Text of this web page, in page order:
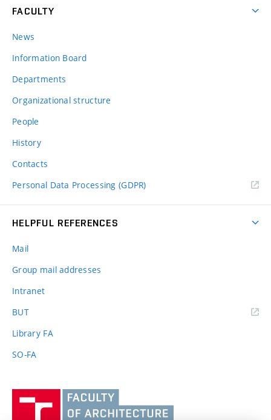
FACULTY
News
Information Board
Departments
Organizational structure
People
History
Contacts
Personal Data Processing (GDPR)
HELPFUL REFERENCES
Mail
Group mail addresses
Intranet
BUT(external
Library FA
SO-FA
učení